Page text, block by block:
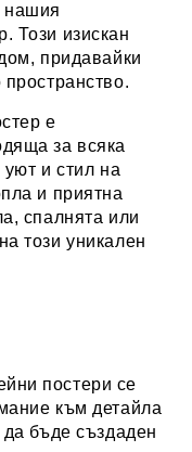
нашия
Този изискан
придавайки
е
за всяка
и стил на
и приятна
спалнята или
този уникален
постери се
към детайла
бъде създаден